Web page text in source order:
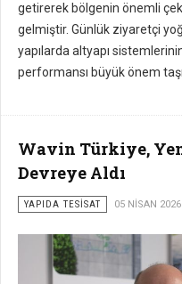
getirerek bölgenin önemli
gelmiştir. Günlük ziyaretçi
yapılarda altyapı
performansı büyük önem
Wavin Türkiye,
Devreye Aldı
YAPIDA TESISAT 05 NISAN 2026